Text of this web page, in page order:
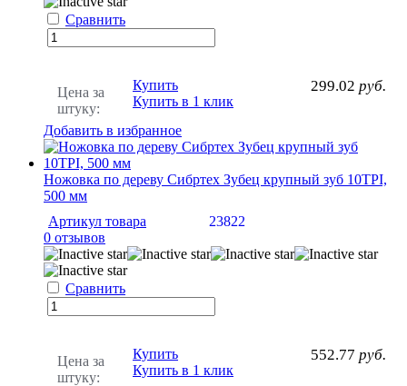
Сравнить
Цена за
штуку:
299.02 руб.
Купить
Купить в 1 клик
Добавить в избранное
Ножовка по дереву Сибртех Зубец крупный зуб 10TPI,
500 мм
Артикул товара
23822
0 отзывов
Сравнить
Цена за
штуку:
552.77 руб.
Купить
Купить в 1 клик